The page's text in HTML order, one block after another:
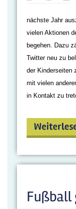
nächste Jahr
vielen Aktionen
begehen. Dazu
Twitter neu zu
der Kinderseiten
mit vielen
in Kontakt zu